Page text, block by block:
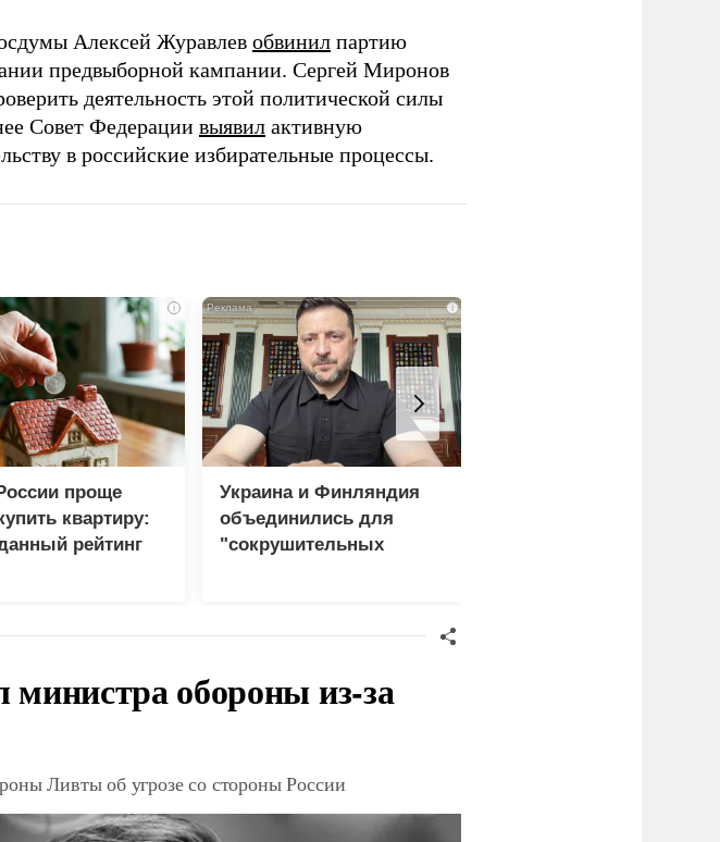
Алексей Журавлев обвинил партию
предвыборной кампании. Сергей Миронов
деятельность этой политической силы
Совет Федерации выявил активную
в российские избирательные процессы.
i
проще
квартиру:
рейтинг
i
Украина и Финляндия
объединились для
"сокрушительных
обороны из-за
Ливты об угрозе со стороны России